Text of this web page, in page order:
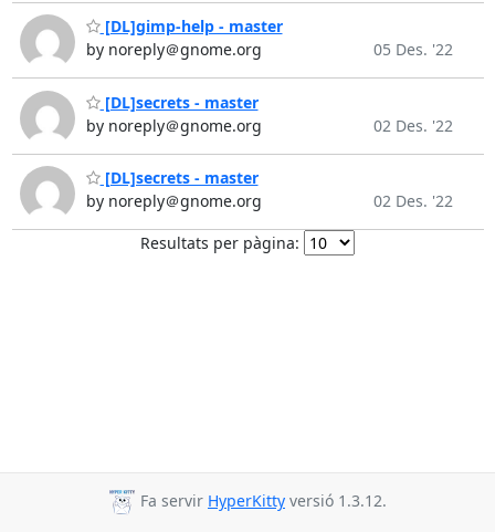
[DL]gimp-help - master
by noreply＠gnome.org
05 Des. '22
[DL]secrets - master
by noreply＠gnome.org
02 Des. '22
[DL]secrets - master
by noreply＠gnome.org
02 Des. '22
Resultats per pàgina:
Fa servir HyperKitty versió 1.3.12.